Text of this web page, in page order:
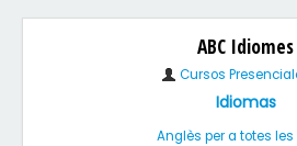
ABC Idiomes
Cursos
Idiomas
Anglès per a totes